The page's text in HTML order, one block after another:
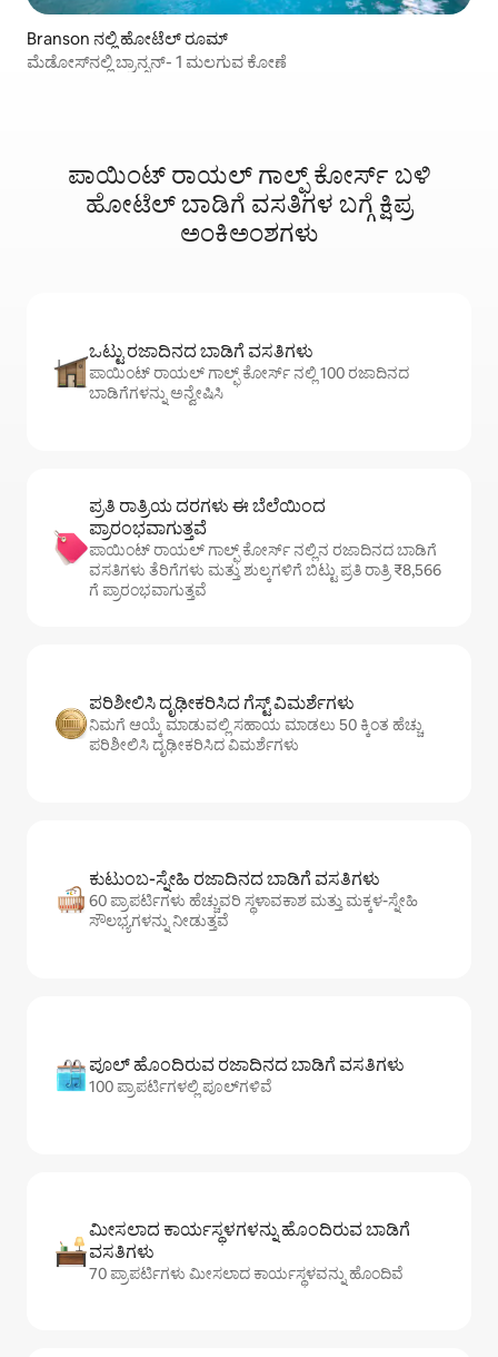
Branson ನಲ್ಲಿ ಹೋಟೆಲ್ ರೂಮ್
ಮೆಡೋಸ್‌ನಲ್ಲಿ ಬ್ರಾನ್ಸನ್- 1 ಮಲಗುವ ಕೋಣೆ
ಪಾಯಿಂಟ್ ರಾಯಲ್ ಗಾಲ್ಫ್ ಕೋರ್ಸ್ ಬಳಿ
ಹೋಟೆಲ್ ಬಾಡಿಗೆ ವಸತಿಗಳ ಬಗ್ಗೆ ಕ್ಷಿಪ್ರ
ಅಂಕಿಅಂಶಗಳು
ಒಟ್ಟು ರಜಾದಿನದ ಬಾಡಿಗೆ ವಸತಿಗಳು
ಪಾಯಿಂಟ್ ರಾಯಲ್ ಗಾಲ್ಫ್ ಕೋರ್ಸ್ ನಲ್ಲಿ 100 ರಜಾದಿನದ
ಬಾಡಿಗೆಗಳನ್ನು ಅನ್ವೇಷಿಸಿ
ಪ್ರತಿ ರಾತ್ರಿಯ ದರಗಳು ಈ ಬೆಲೆಯಿಂದ
ಪ್ರಾರಂಭವಾಗುತ್ತವೆ
ಪಾಯಿಂಟ್ ರಾಯಲ್ ಗಾಲ್ಫ್ ಕೋರ್ಸ್ ನಲ್ಲಿನ ರಜಾದಿನದ ಬಾಡಿಗೆ
ವಸತಿಗಳು ತೆರಿಗೆಗಳು ಮತ್ತು ಶುಲ್ಕಗಳಿಗೆ ಬಿಟ್ಟು ಪ್ರತಿ ರಾತ್ರಿ ₹8,566
ಗೆ ಪ್ರಾರಂಭವಾಗುತ್ತವೆ
ಪರಿಶೀಲಿಸಿ ದೃಢೀಕರಿಸಿದ ಗೆಸ್ಟ್ ವಿಮರ್ಶೆಗಳು
ನಿಮಗೆ ಆಯ್ಕೆ ಮಾಡುವಲ್ಲಿ ಸಹಾಯ ಮಾಡಲು 50 ಕ್ಕಿಂತ ಹೆಚ್ಚು
ಪರಿಶೀಲಿಸಿ ದೃಢೀಕರಿಸಿದ ವಿಮರ್ಶೆಗಳು
ಕುಟುಂಬ-ಸ್ನೇಹಿ ರಜಾದಿನದ ಬಾಡಿಗೆ ವಸತಿಗಳು
60 ಪ್ರಾಪರ್ಟಿಗಳು ಹೆಚ್ಚುವರಿ ಸ್ಥಳಾವಕಾಶ ಮತ್ತು ಮಕ್ಕಳ-ಸ್ನೇಹಿ
ಸೌಲಭ್ಯಗಳನ್ನು ನೀಡುತ್ತವೆ
ಪೂಲ್ ಹೊಂದಿರುವ ರಜಾದಿನದ ಬಾಡಿಗೆ ವಸತಿಗಳು
100 ಪ್ರಾಪರ್ಟಿಗಳಲ್ಲಿ ಪೂಲ್‌‌‌‌‌‌‌‌‌ಗಳಿವೆ
ಮೀಸಲಾದ ಕಾರ್ಯಸ್ಥಳಗಳನ್ನು ಹೊಂದಿರುವ ಬಾಡಿಗೆ
ವಸತಿಗಳು
70 ಪ್ರಾಪರ್ಟಿಗಳು ಮೀಸಲಾದ ಕಾರ್ಯಸ್ಥಳವನ್ನು ಹೊಂದಿವೆ